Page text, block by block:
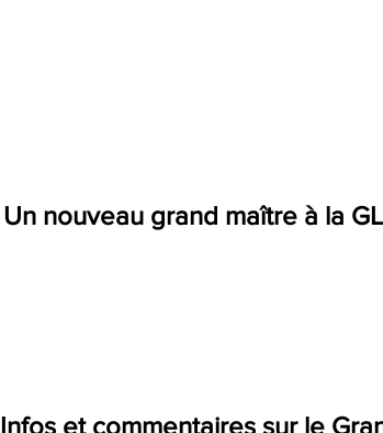
Un nouveau grand maître à la
Infos et commentaires sur le